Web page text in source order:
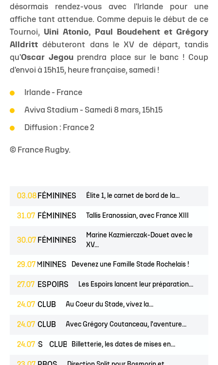
désormais rendez-vous avec l'Irlande pour une
affiche tant attendue. Comme depuis le début de ce
Tournoi, Uini Atonio, Paul Boudehent et Grégory
Alldrittdébuteront dans le XV de départ, tandis
qu'Oscar Jegouprendra place sur le banc ! Coup
d'envoi à 15h15, heure française, samedi !
Irlande - France
Aviva Stadium - Samedi 8 mars, 15h15
Diffusion : France 2
© France Rugby.
03.08 FÉMININES Élite 1, le carnet de bord de la...
31.07 FÉMININES Tallis Eranossian, avec France XIII
30.07 FÉMININES
Marine Kazmierczak-Douet avec le
XV...
29.07
FÉMININES CLUBDevenez une Famille Stade Rochelais !
27.07 ESPOIRS Les Espoirs lancent leur préparation...
24.07 CLUB Au Coeur du Stade, vivez la...
24.07 CLUB Avec Grégory Coutanceau, l'aventure...
24.07
PROS CLUB Billetterie, les dates de mises en...